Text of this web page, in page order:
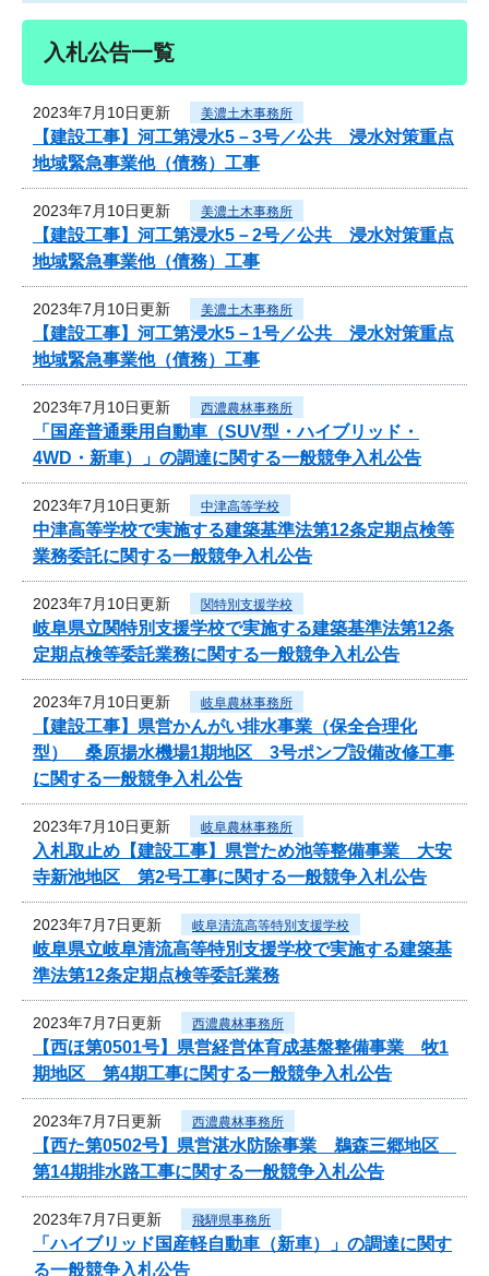
入札公告一覧
2023年7月10日更新 美濃土木事務所
【建設工事】河工第浸水5－3号／公共 浸水対策重点
地域緊急事業他（債務）工事
2023年7月10日更新 美濃土木事務所
【建設工事】河工第浸水5－2号／公共 浸水対策重点
地域緊急事業他（債務）工事
2023年7月10日更新 美濃土木事務所
【建設工事】河工第浸水5－1号／公共 浸水対策重点
地域緊急事業他（債務）工事
2023年7月10日更新 西濃農林事務所
「国産普通乗用自動車（SUV型・ハイブリッド・
4WD・新車）」の調達に関する一般競争入札公告
2023年7月10日更新 中津高等学校
中津高等学校で実施する建築基準法第12条定期点検等
業務委託に関する一般競争入札公告
2023年7月10日更新 関特別支援学校
岐阜県立関特別支援学校で実施する建築基準法第12条
定期点検等委託業務に関する一般競争入札公告
2023年7月10日更新 岐阜農林事務所
【建設工事】県営かんがい排水事業（保全合理化
型） 桑原揚水機場1期地区 3号ポンプ設備改修工事
に関する一般競争入札公告
2023年7月10日更新 岐阜農林事務所
入札取止め【建設工事】県営ため池等整備事業 大安
寺新池地区 第2号工事に関する一般競争入札公告
2023年7月7日更新 岐阜清流高等特別支援学校
岐阜県立岐阜清流高等特別支援学校で実施する建築基
準法第12条定期点検等委託業務
2023年7月7日更新 西濃農林事務所
【西ほ第0501号】県営経営体育成基盤整備事業 牧1
期地区 第4期工事に関する一般競争入札公告
2023年7月7日更新 西濃農林事務所
【西た第0502号】県営湛水防除事業 鵜森三郷地区
第14期排水路工事に関する一般競争入札公告
2023年7月7日更新 飛騨県事務所
「ハイブリッド国産軽自動車（新車）」の調達に関す
る一般競争入札公告